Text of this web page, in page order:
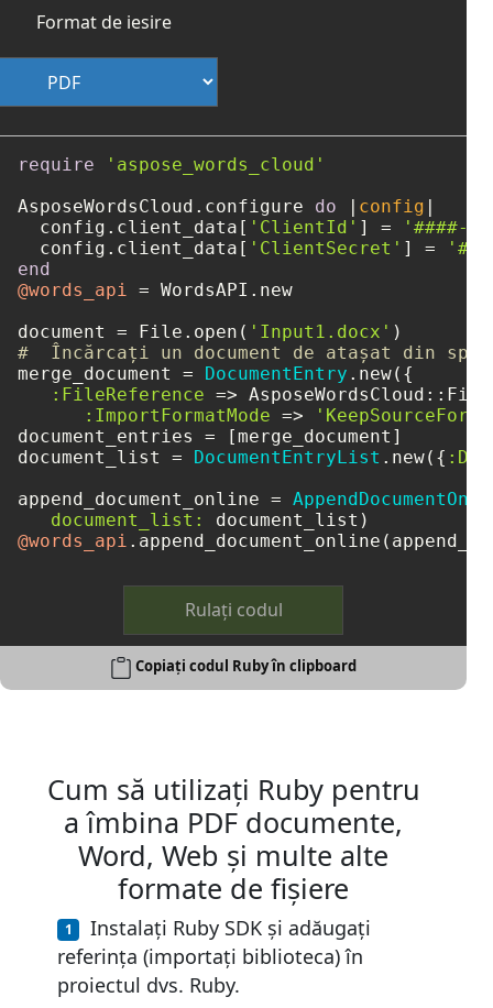
Format de iesire
require
'aspose_words_cloud'
AsposeWordsCloud.configure do | config |
  config.client_data[
'ClientId' ] =
'####-
  config.client_data[
'ClientSecret' ] =
end
@words_api = WordsAPI.new
document = File.open( 'Input1.docx'
#  Încărcați un document de atașat din
merge_document = DocumentEntry .new({
:FileReference =>
:ImportFormatMode =>
document_entries = [merge_document]
document_list = DocumentEntryList .new({
append_document_online =
document_list:
@words_api
Rulați codul
Copiați codul Ruby în clipboard
Cum să utilizați Ruby pentru
a îmbina PDF documente,
Word, Web și multe alte
formate de fișiere
Instalați Ruby SDK și adăugați
referința (importați biblioteca) în
proiectul dvs. Ruby.